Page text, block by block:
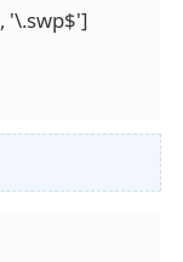
'\.swp$']